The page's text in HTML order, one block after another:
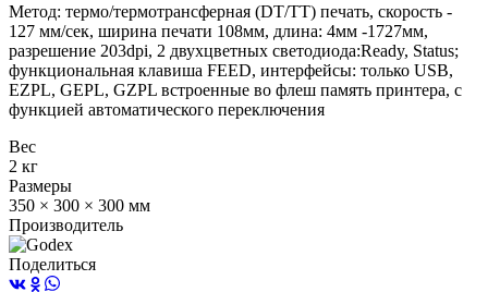
Метод: термо/термотрансферная (DT/TT) печать, скорость -
127 мм/сек, ширина печати 108мм, длина: 4мм -1727мм,
разрешение 203dpi, 2 двухцветных светодиода:Ready, Status;
функциональная клавиша FEED, интерфейсы: только USB,
EZPL, GEPL, GZPL встроенные во флеш память принтера, с
функцией автоматического переключения
Вес
2 кг
Размеры
350 × 300 × 300 мм
Производитель
Поделиться